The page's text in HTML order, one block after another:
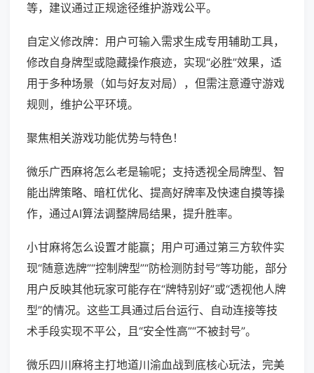
等，建议通过正规途径维护游戏公平。
自定义修改牌：用户可输入需求生成专用辅助工具，
修改自身牌型或隐藏操作痕迹，实现“必胜”效果，适
用于多种场景（如与好友对局），但需注意遵守游戏
规则，维护公平环境。
聚焦相关游戏功能优势与特色！
微乐广西麻将怎么老是输呢；支持透视全局牌型、智
能出牌策略、暗杠优化、提高好牌率及快速自摸等操
作，通过AI算法调整牌局结果，提升胜率。
小甘麻将怎么设置才能赢；用户可通过第三方软件实
现“随意选牌”“控制牌型”“防检测防封号”等功能，部分
用户反映其他玩家可能存在“牌特别好”或“透视他人牌
型”的情况。这些工具通过后台运行、自动连接等技
术手段实现不平公，且“安全性高”“不被封号”。
微乐四川麻将主打地道川渝血战到底核心玩法，完美